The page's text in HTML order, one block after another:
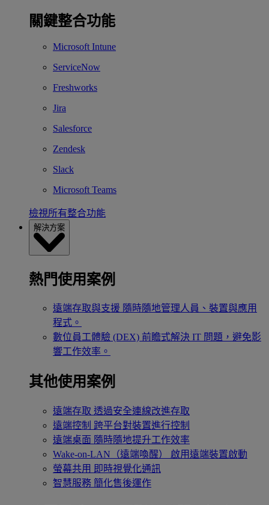
關鍵整合功能
Microsoft Intune
ServiceNow
Freshworks
Jira
Salesforce
Zendesk
Slack
Microsoft Teams
檢視所有整合功能
解決方案
熱門使用案例
遠端存取與支援 隨時隨地管理人員、裝置與應用
程式。
數位員工體驗 (DEX) 前瞻式解決 IT 問題，避免影
響工作效率。
其他使用案例
遠端存取 透過安全連線改進存取
遠端控制 跨平台對裝置進行控制
遠端桌面 隨時隨地提升工作效率
Wake-on-LAN（遠端喚醒）
啟用遠端裝置啟動
螢幕共用 即時視覺化通訊
智慧服務 簡化售後運作